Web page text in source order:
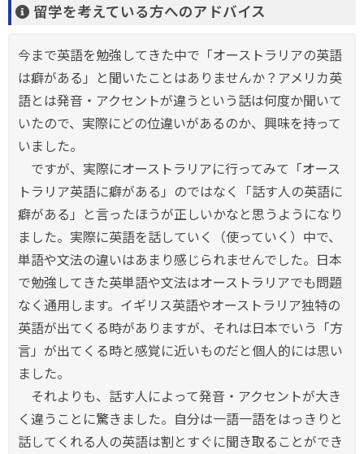
留学を考えている方へのアドバイス
今まで英語を勉強してきた中で「オーストラリアの英語
は癖がある」と聞いたことはありませんか？アメリカ英
語とは発音・アクセントが違うという話は何度か聞いて
いたので、実際にどの位違いがあるのか、興味を持って
いました。
ですが、実際にオーストラリアに行ってみて「オース
トラリア英語に癖がある」のではなく「話す人の英語に
癖がある」と言ったほうが正しいかなと思うようになり
ました。実際に英語を話していく（使っていく）中で、
単語や文法の違いはあまり感じられませんでした。日本
で勉強してきた英単語や文法はオーストラリアでも問題
なく通用します。イギリス英語やオーストラリア独特の
英語が出てくる時がありますが、それは日本でいう「方
言」が出てくる時と感覚に近いものだと個人的には思い
ました。
それよりも、話す人によって発音・アクセントが大き
く違うことに驚きました。自分は一語一語をはっきりと
話してくれる人の英語は割とすぐに聞き取ることができ